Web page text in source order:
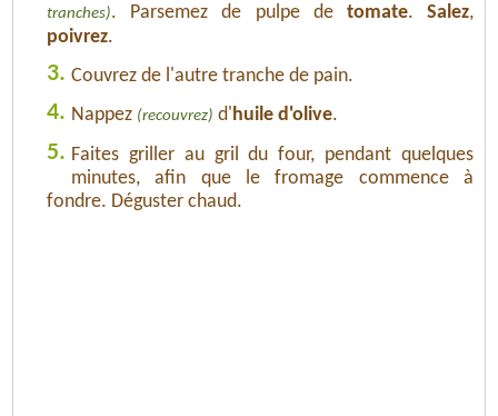
tranches). Parsemez de pulpe de tomate.Salez,
poivrez.
3. Couvrez de l'autre tranche de pain.
4. Nappez (recouvrez) d' huile d'olive.
5. Faites griller au gril du four, pendant quelques
minutes, afin que le fromage commence à
fondre. Déguster chaud.